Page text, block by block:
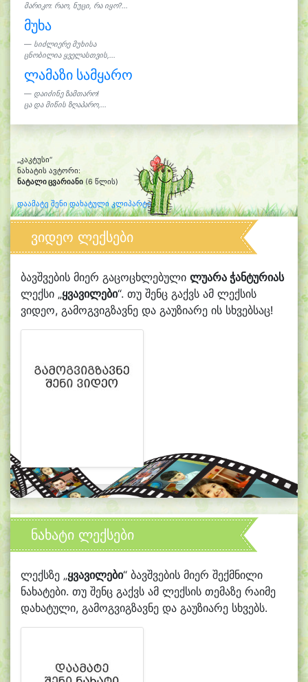
მარიკო: რაო, ნუცი, რა იყო?...
მუხა
სიძლიერე მუხისა
ცნობილია ყველასთვის,...
ლამაზი სამყარო
დაიძინე ზამთარო!
ცა და მიწის ზღაპარო,...
„კაკტუსი“
ნახატის ავტორი:
ნატალი ცვარიანი (6 წლის)
დაამატე შენი დახატული კლიპარტი
ვიდეო ლექსები
ბავშვების მიერ გაცოცხლებული ლუარა ჭანტურიას
ლექსი „ყვავილები“. თუ შენც გაქვს ამ ლექსის
ვიდეო, გამოგვიგზავნე და გაუზიარე ის სხვებსაც!
ნახატი ლექსები
ლექსზე „ყვავილები“ ბავშვების მიერ შექმნილი
ნახატები. თუ შენც გაქვს ამ ლექსის თემაზე რაიმე
დახატული, გამოგვიგზავნე და გაუზიარე სხვებს.